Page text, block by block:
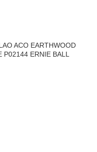
ACO EARTHWOOD
P02144 ERNIE BALL